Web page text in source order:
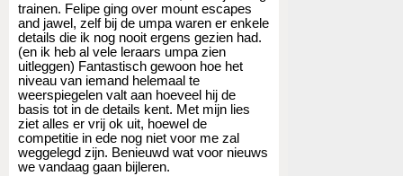
trainen. Felipe ging over mount escapes
and jawel, zelf bij de umpa waren er enkele
details die ik nog nooit ergens gezien had.
(en ik heb al vele leraars umpa zien
uitleggen) Fantastisch gewoon hoe het
niveau van iemand helemaal te
weerspiegelen valt aan hoeveel hij de
basis tot in de details kent. Met mijn lies
ziet alles er vrij ok uit, hoewel de
competitie in ede nog niet voor me zal
weggelegd zijn. Benieuwd wat voor nieuws
we vandaag gaan bijleren.